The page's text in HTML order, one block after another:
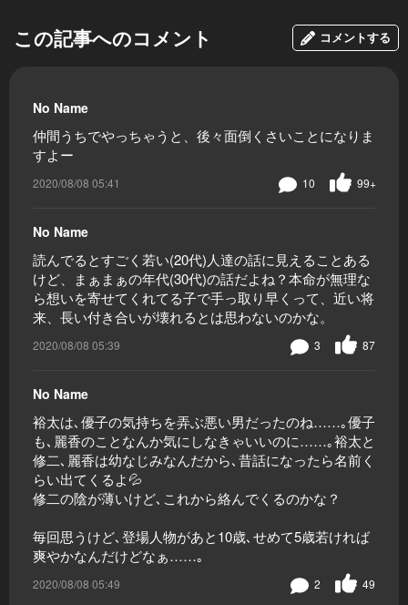
この記事へのコメント コメントする
No Name
仲間うちでやっちゃうと、後々面倒くさいことになりま
すよー
2020/08/08 05:41 99+
10
No Name
読んでるとすごく若い(20代)人達の話に見えることある
けど、まぁまぁの年代(30代)の話だよね？本命が無理な
ら想いを寄せてくれてる子で手っ取り早くって、近い将
来、長い付き合いが壊れるとは思わないのかな。
2020/08/08 05:39 87
3
No Name
裕太は､優子の気持ちを弄ぶ悪い男だったのね……｡優子
も､麗香のことなんか気にしなきゃいいのに……｡裕太と
修二､麗香は幼なじみなんだから､昔話になったら名前く
らい出てくるよ💦
修二の陰が薄いけど､これから絡んでくるのかな？
毎回思うけど､登場人物があと10歳､せめて5歳若ければ
爽やかなんだけどなぁ……｡
2020/08/08 05:49 49
2